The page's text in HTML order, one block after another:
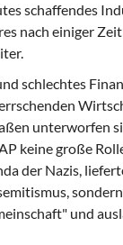
schaffendes
nach einiger
schlechtes
unterworfen
keine große
der Nazis,
und